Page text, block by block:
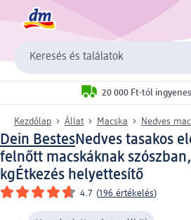
Keresés és találatok
20 000 Ft-tól
Kezdőlap Állat Macska Nedves
Dein BestesNedves tasakos
felnőtt macskáknak
kgÉtkezés helyettesítő
4.7 (196 értékelés)